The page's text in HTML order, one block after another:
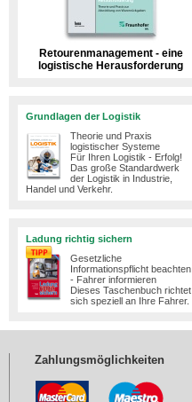
Retourenmanagement - eine
logistische Herausforderung
Grundlagen der Logistik
Theorie und Praxis
logistischer Systeme
Für Ihren Logistik - Erfolg!
Das große Standardwerk
der Logistik in Industrie,
Handel und Verkehr.
Ladung richtig sichern
Gesetzliche
Informationspflicht beachten
- Fahrer informieren
Dieses Taschenbuch richtet
sich speziell an Ihre Fahrer.
Zahlungsmöglichkeiten